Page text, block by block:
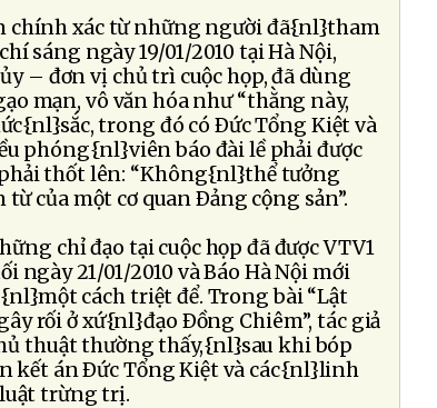
chính xác từ những người đã{nl}tham
sáng ngày 19/01/2010 tại Hà Nội,
– đơn vị chủ trì cuộc họp, đã dùng
mạn, vô văn hóa như “thằng này,
trong đó có Ðức Tổng Kiệt và
phóng{nl}viên báo đài lề phải được
thốt lên: “Không{nl}thể tưởng
của một cơ quan Ðảng cộng sản”.
chỉ đạo tại cuộc họp đã được VTV1
21/01/2010 và Báo Hà Nội mới
cách triệt để. Trong bài “Lật
rối ở xứ{nl}đạo Ðồng Chiêm”, tác giả
thuật thường thấy,{nl}sau khi bóp
kết án Ðức Tổng Kiệt và các{nl}linh
luật trừng trị.